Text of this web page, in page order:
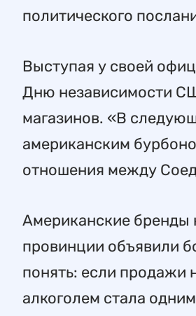
политического
Выступая у своей
Дню независимости
магазинов. «В
американским
отношения между
Американские бренды
провинции объявили
понять: если продажи
алкоголем стала